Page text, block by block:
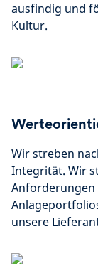
ausfindig und
Kultur.
Wir streben
Integrität. Wir
Anforderungen
unsere